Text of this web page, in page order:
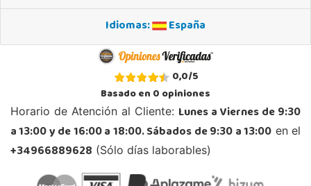
POCAS UNIDADES
Juguetilandia Andújar
Avda. Roma S/N
23740, Andújar
953 505 004
Localizar Tienda
Idiomas:
España
0,0/5
Basado en0opiniones
Horario de Atención al Cliente: Lunes a Viernes de 9:30
a 13:00 y de 16:00 a 18:00. Sábados de 9:30 a 13:00 en el
+34966889628 (Sólo días laborables)